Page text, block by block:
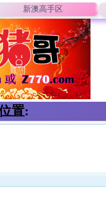
新澳高手区
置: